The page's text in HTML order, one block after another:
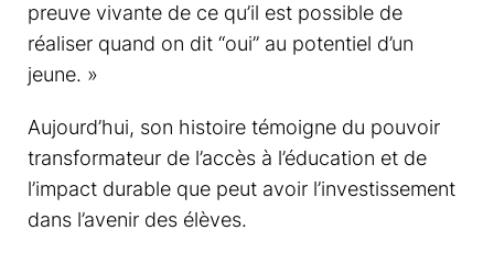
preuve vivante de ce qu’il est possible de
réaliser quand on dit “oui” au potentiel d’un
jeune. »
Aujourd’hui, son histoire témoigne du pouvoir
transformateur de l’accès à l’éducation et de
l’impact durable que peut avoir l’investissement
dans l’avenir des élèves.